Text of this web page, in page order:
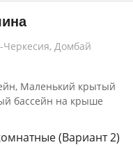
Черкесия, Домбай
Маленький крытый
бассейн на крыше
(Вариант 2)